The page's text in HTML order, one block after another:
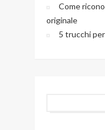
Come
originale
5 trucchi